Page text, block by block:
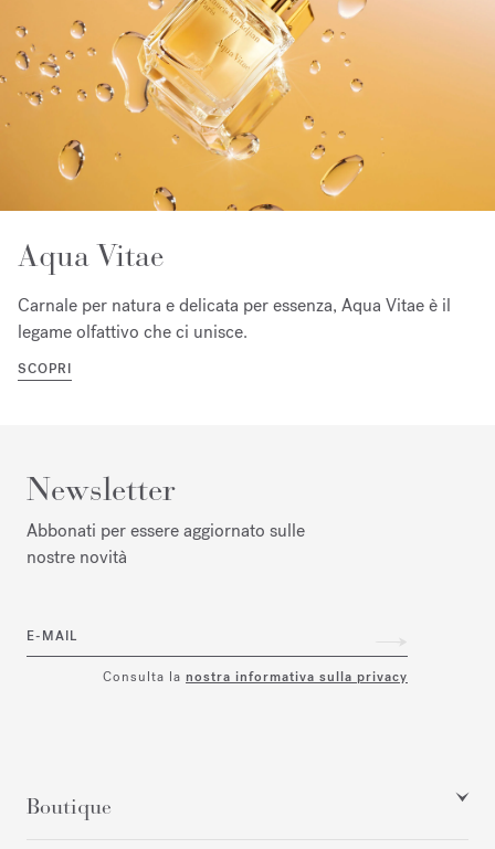
Aqua Vitae
Carnale per natura e delicata per essenza, Aqua Vitae è il
legame olfattivo che ci unisce.
SCOPRI
Newsletter
Abbonati per essere aggiornato sulle
nostre novità
E-MAIL
Consulta la nostra informativa sulla privacy
Boutique